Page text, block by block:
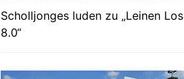
Scholljonges luden zu „Leinen Los
8.0“